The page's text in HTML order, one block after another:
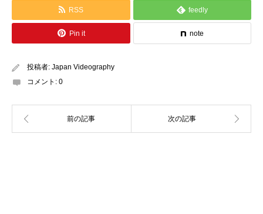
RSS feedly
Pin it note
投稿者: Japan Videography
コメント: 0